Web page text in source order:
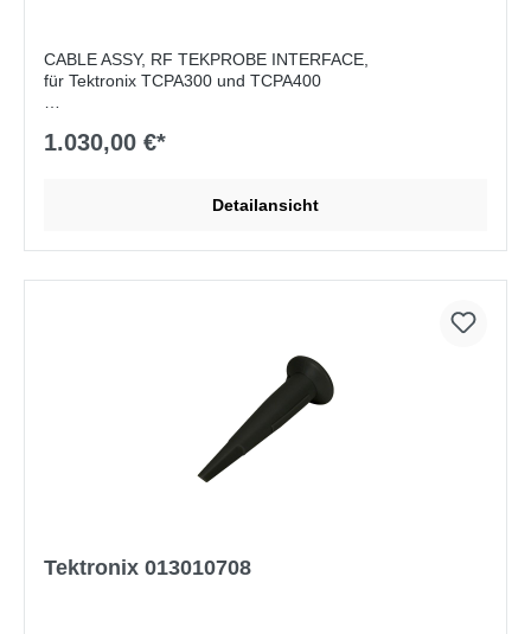
CABLE ASSY, RF TEKPROBE INTERFACE,
für Tektronix TCPA300 und TCPA400
1.030,00 €*
Detailansicht
Tektronix 013010708